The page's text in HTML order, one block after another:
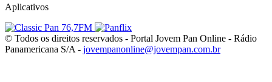
Aplicativos
© Todos os direitos reservados - Portal Jovem Pan Online - Rádio
Panamericana S/A - jovempanonline@jovempan.com.br